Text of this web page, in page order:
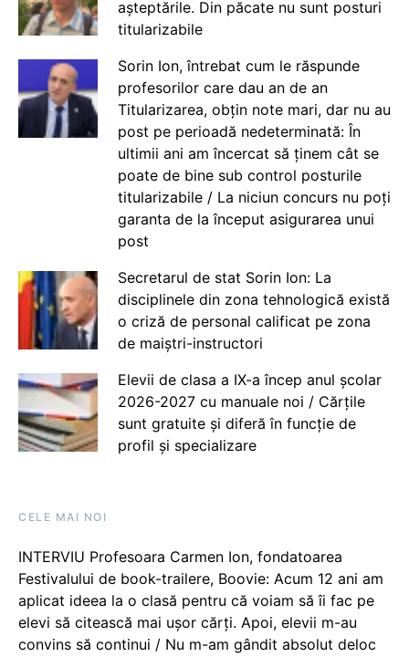
așteptările. Din păcate nu sunt posturi
titularizabile
Sorin Ion, întrebat cum le răspunde
profesorilor care dau an de an
Titularizarea, obțin note mari, dar nu au
post pe perioadă nedeterminată: În
ultimii ani am încercat să ținem cât se
poate de bine sub control posturile
titularizabile / La niciun concurs nu poți
garanta de la început asigurarea unui
post
Secretarul de stat Sorin Ion: La
disciplinele din zona tehnologică există
o criză de personal calificat pe zona
de maiștri-instructori
Elevii de clasa a IX-a încep anul școlar
2026-2027 cu manuale noi / Cărțile
sunt gratuite și diferă în funcție de
profil și specializare
CELE MAI NOI
INTERVIU Profesoara Carmen Ion, fondatoarea
Festivalului de book-trailere, Boovie: Acum 12 ani am
aplicat ideea la o clasă pentru că voiam să îi fac pe
elevi să citească mai ușor cărți. Apoi, elevii m-au
convins să continui / Nu m-am gândit absolut deloc